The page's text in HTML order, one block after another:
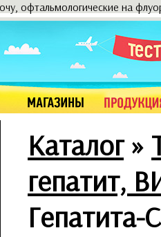
офтальмологические на
Каталог»
гепатит,